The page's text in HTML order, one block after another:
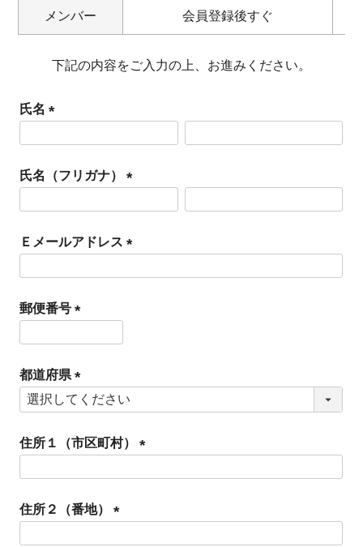
メンバー 会員登録後すぐ
下記の内容をご入力の上、お進みください。
氏名
須
氏名（フリガナ）
須
Ｅメールアドレス
郵便番号
須
)
都道府県
(
須
住所１（市区町村）
住所２（番地）